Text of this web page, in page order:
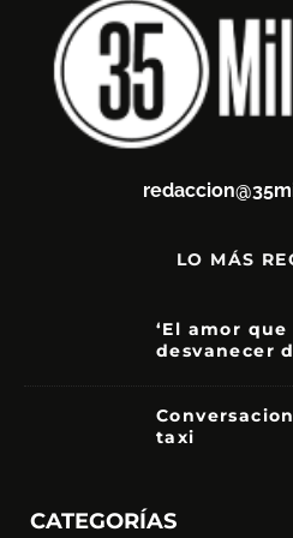
LO MÁS
‘El amor
desvanecer
taxi
CATEGORÍAS